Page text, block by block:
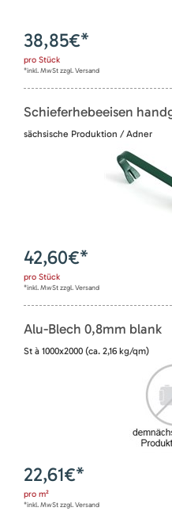
38,85€*
pro Stück
*inkl. MwSt zzgl. Versand
Schieferhebeeisen
sächsische Produktion / Adner
42,60€*
pro Stück
*inkl. MwSt zzgl. Versand
Alu-Blech 0,8mm blank
St à 1000x2000 (ca. 2,16 kg/qm)
22,61€*
pro m²
*inkl. MwSt zzgl. Versand